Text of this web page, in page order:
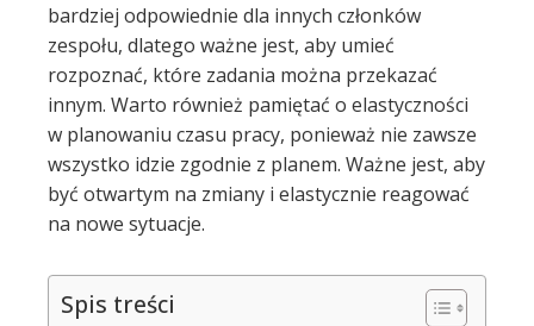
bardziej odpowiednie dla innych członków
zespołu, dlatego ważne jest, aby umieć
rozpoznać, które zadania można przekazać
innym. Warto również pamiętać o elastyczności
w planowaniu czasu pracy, ponieważ nie zawsze
wszystko idzie zgodnie z planem. Ważne jest, aby
być otwartym na zmiany i elastycznie reagować
na nowe sytuacje.
Spis treści